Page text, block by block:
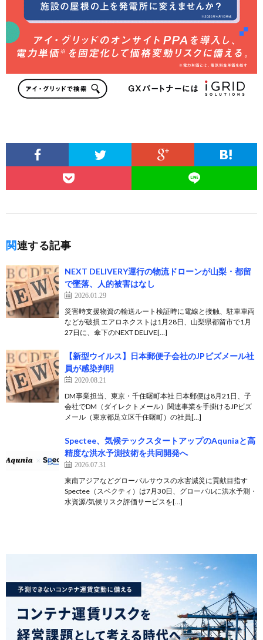
関連する記事
NEXT DELIVERY運行の物流ドローンが山梨・都留
で墜落、人的被害はなし
2026.01.29
災害時支援物資の輸送ルート検証時に電線と接触、駐車車両
などが破損 エアロネクストは1月28日、山梨県都留市で1月
27日に、傘下のNEXT DELIVE[…]
【新型ウイルス】日本郵便子会社のJPビズメール社
員が感染判明
2020.08.21
DM事業担当、東京・千住曙町本社 日本郵便は8月21日、子
会社でDM（ダイレクトメール）関連事業を手掛けるJPビズ
メール（東京都足立区千住曙町）の社員[…]
Spectee、気候テックスタートアップのAquniaと高
精度な洪水予測技術を共同開発へ
2026.07.31
東南アジアなどグローバルサウスの水害減災に貢献目指す
Spectee（スペクティ）は7月30日、グローバルに洪水予測・
水資源/気候リスク評価サービスを[…]